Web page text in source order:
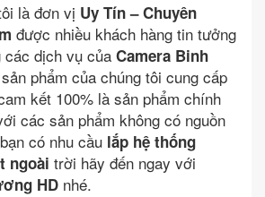
là đơn vị Uy Tín – Chuyên
được nhiều khách hàng tin tưởng
các dịch vụ của Camera Binh
phẩm của chúng tôi cung cấp
kết 100% là sản phẩm chính
các sản phẩm không có nguồn
có nhu cầu lắp hệ thống
ngoài trời hãy đến ngay với
HD nhé.